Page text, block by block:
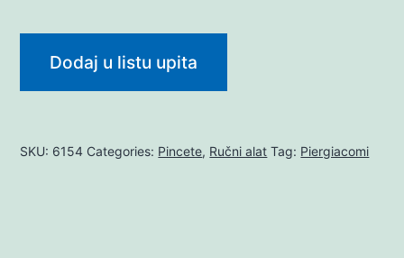
Dodaj u listu upita
SKU: 6154 Categories: Pincete, Ručni alat Tag: Piergiacomi